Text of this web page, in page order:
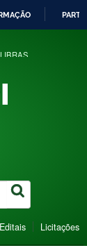
Editais Licitações